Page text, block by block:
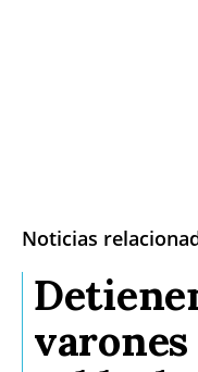
Noticias